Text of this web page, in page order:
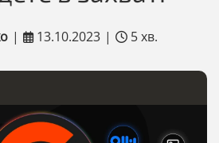
| 13.10.2023 | 5 хв.